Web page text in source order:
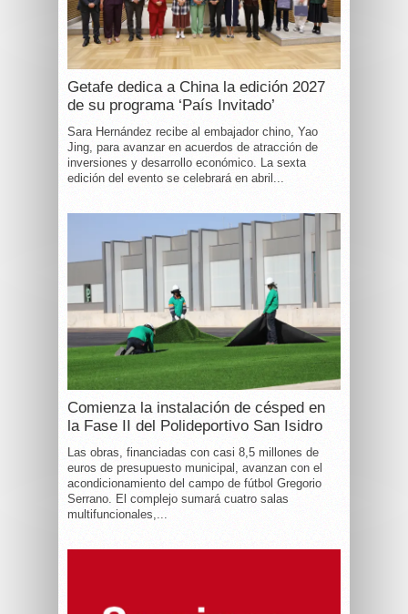
Getafe dedica a China la edición 2027
de su programa ‘País Invitado’
Sara Hernández recibe al embajador chino, Yao
Jing, para avanzar en acuerdos de atracción de
inversiones y desarrollo económico. La sexta
edición del evento se celebrará en abril...
Comienza la instalación de césped en
la Fase II del Polideportivo San Isidro
Las obras, financiadas con casi 8,5 millones de
euros de presupuesto municipal, avanzan con el
acondicionamiento del campo de fútbol Gregorio
Serrano. El complejo sumará cuatro salas
multifuncionales,...